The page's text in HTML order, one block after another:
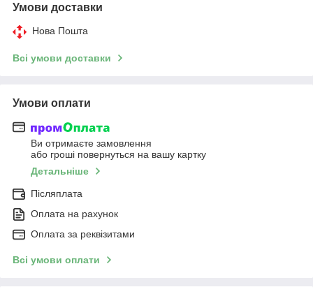
Умови доставки
Нова Пошта
Всі умови доставки
Умови оплати
Ви отримаєте замовлення
або гроші повернуться на вашу картку
Детальніше
Післяплата
Оплата на рахунок
Оплата за реквізитами
Всі умови оплати